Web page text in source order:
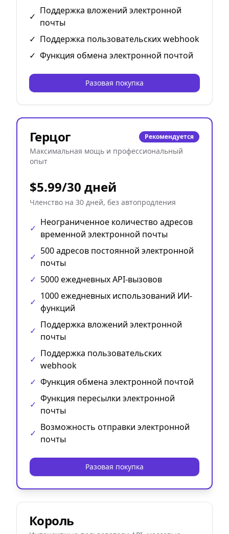
✓
Поддержка вложений электронной
почты
✓ Поддержка пользовательских webhook
✓ Функция обмена электронной почтой
Разовая покупка
Герцог Рекомендуется
Максимальная мощь и профессиональный
опыт
$5.99/30 дней
Членство на 30 дней, без автопродления
✓
Неограниченное количество адресов
временной электронной почты
✓
500 адресов постоянной электронной
почты
✓ 5000 ежедневных API-вызовов
✓
1000 ежедневных использований ИИ-
функций
✓
Поддержка вложений электронной
почты
✓
Поддержка пользовательских
webhook
✓ Функция обмена электронной почтой
✓
Функция пересылки электронной
почты
✓
Возможность отправки электронной
почты
Разовая покупка
Король